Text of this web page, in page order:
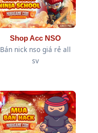
Shop Acc NSO
Bán nick nso giá rẻ all
sv